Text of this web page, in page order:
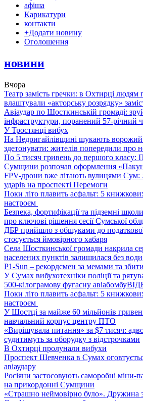
афіша
Карикатури
контакти
+Додати новину
Оголошення
новини
Вчора
Театр замість гречки: в Охтирці людям
влаштували «акторську розрядку»
Авіаудар по Шосткинській громаді:
інфраструктури, поранений 57-річний
У Тростянці вибух
На Недригайлівщині шукають ворожий
здетонувати: жителів попередили про
По 5 тисяч гривень до першого класу:
Сумщини розпочав оформлення
FPV-дрони вже літають вулицями Сум:
ударів на проспекті Перемоги
Поки літо плавить асфальт: 5
настроєм
Безпека, фортифікації та підземні
про ключові рішення сесії Сумської
ДБР прийшло з обшуками до
стосується ймовірного хабаря
Села Шосткинської громади накрила
населених пунктів залишилася без води
P1-Sun – рекордсмен за мемами та
У Сумах вибухотехніки поліції та
500-кілограмову фугасну авіабомбу
Поки літо плавить асфальт: 5
настроєм
У Шостці за майже 60 мільйонів
навчальний корпус центру ПТО
«Вирішувала питання» за $7 тисяч:
судитимуть за оборудку з відстрочками
В Охтирці пролунали вибухи
Проспект Шевченка в Сумах
авіаудару
Росіяни застосовують саморобні
на прикордонні Сумщини
«Страшно неймовірно було». Дружина